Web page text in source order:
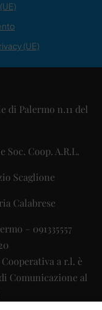
(UE)
Palermo n.11 del
Coop. A.R.L.
Scaglione
Calabrese
– 091335557
a r.l. è
Comunicazione al